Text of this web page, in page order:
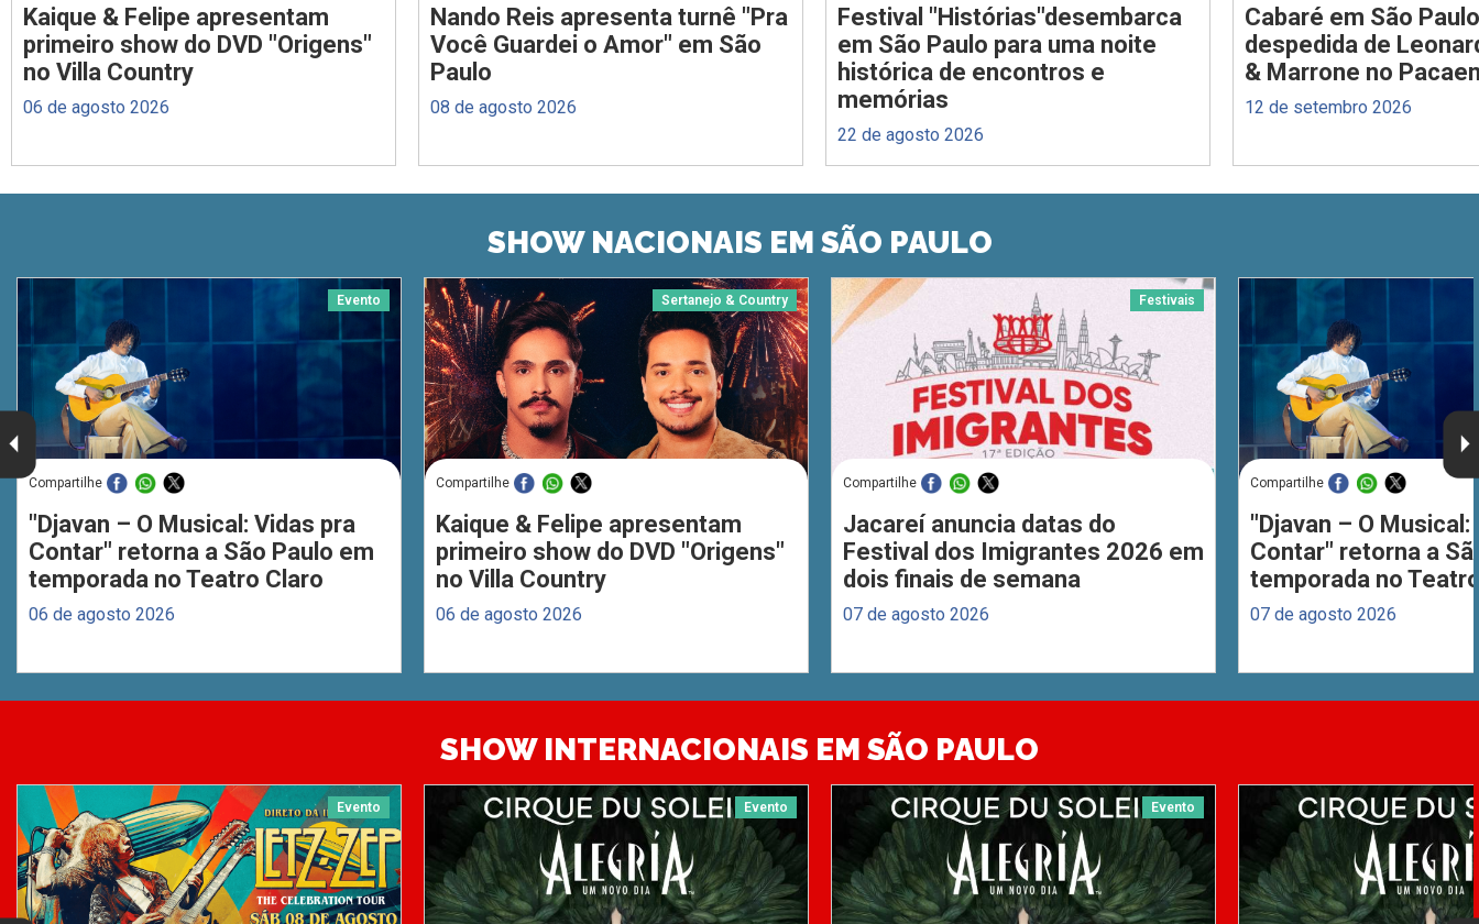
Kaique & Felipe apresentam
primeiro show do DVD "Origens"
no Villa Country
06 de agosto 2026
Nando Reis apresenta turnê "Pra
Você Guardei o Amor" em São
Paulo
08 de agosto 2026
Festival "Histórias"desembarca
em São Paulo para uma noite
histórica de encontros e
memórias
22 de agosto 2026
Cabaré em São
despedida de
& Marrone no
12 de setembro 2026
SHOW NACIONAIS EM SÃO PAULO
Evento
Compartilhe
"Djavan – O Musical: Vidas pra
Contar" retorna a São Paulo em
temporada no Teatro Claro
06 de agosto 2026
Sertanejo & Country
Compartilhe
Kaique & Felipe apresentam
primeiro show do DVD "Origens"
no Villa Country
06 de agosto 2026
Festivais
Compartilhe
Jacareí anuncia datas do
Festival dos Imigrantes 2026 em
dois finais de semana
07 de agosto 2026
Compartilhe
"Djavan – O Musical:
Contar" retorna a
temporada no
07 de agosto 2026
SHOW INTERNACIONAIS EM SÃO PAULO
Evento Evento Evento